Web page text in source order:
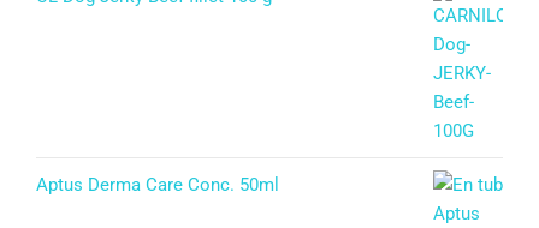
Aptus Derma Care Conc. 50ml